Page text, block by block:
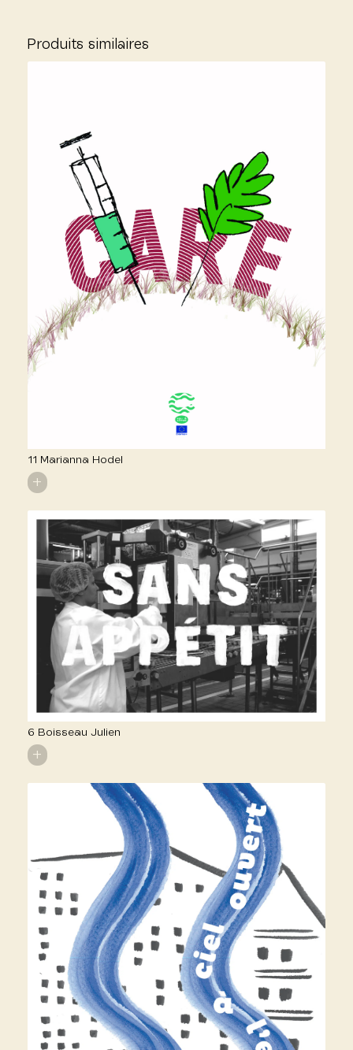
Produits similaires
11 Marianna Hodel
+
6 Boisseau Julien
+